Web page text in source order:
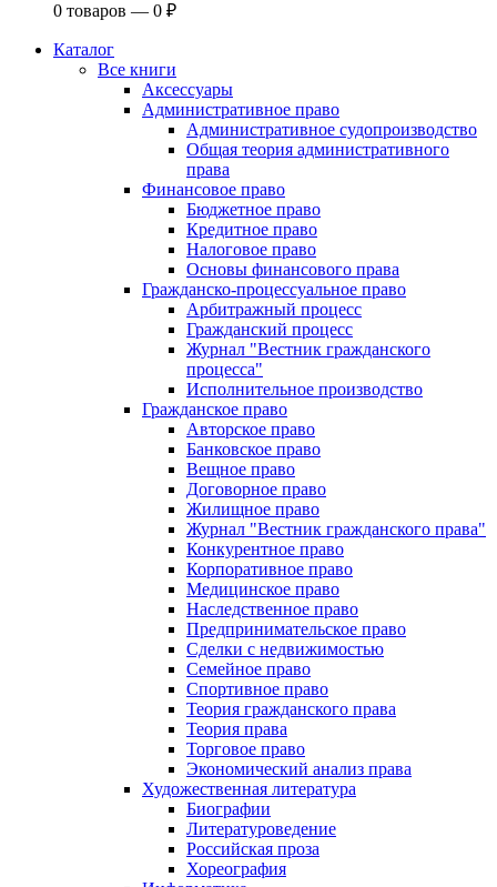
0 товаров — 0 ₽
Каталог
Все книги
Аксессуары
Административное право
Административное судопроизводство
Общая теория административного
права
Финансовое право
Бюджетное право
Кредитное право
Налоговое право
Основы финансового права
Гражданско-процессуальное право
Арбитражный процесс
Гражданский процесс
Журнал "Вестник гражданского
процесса"
Исполнительное производство
Гражданское право
Авторское право
Банковское право
Вещное право
Договорное право
Жилищное право
Журнал "Вестник гражданского права"
Конкурентное право
Корпоративное право
Медицинское право
Наследственное право
Предпринимательское право
Сделки с недвижимостью
Семейное право
Спортивное право
Теория гражданского права
Теория права
Торговое право
Экономический анализ права
Художественная литература
Биографии
Литературоведение
Российская проза
Хореография